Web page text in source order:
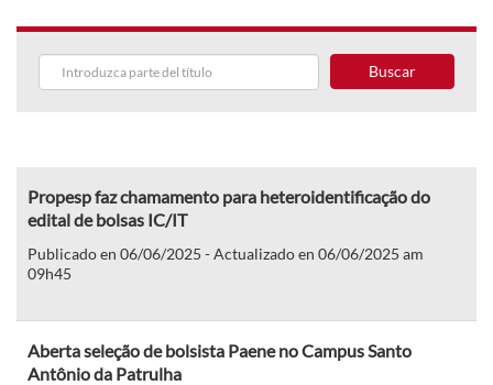
Buscar
Propesp faz chamamento para heteroidentificação do
edital de bolsas IC/IT
Publicado en 06/06/2025 - Actualizado en 06/06/2025 am
09h45
Aberta seleção de bolsista Paene no Campus Santo
Antônio da Patrulha